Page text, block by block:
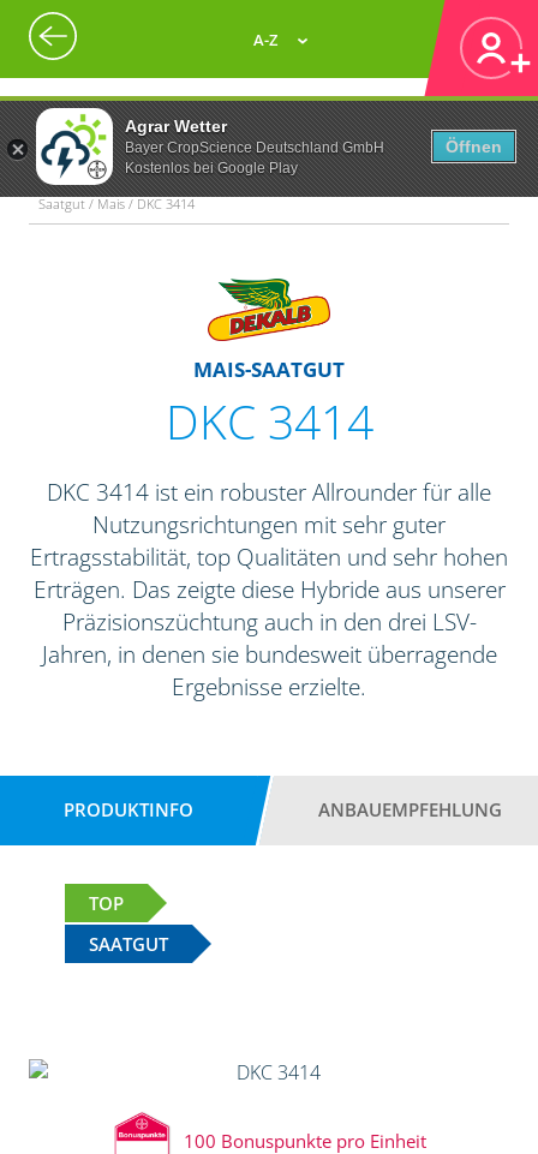
Agrar Wetter
Bayer CropScience Deutschland GmbH
Kostenlos bei Google Play
Öffnen
A-Z
Saatgut / Mais / DKC 3414
MAIS-SAATGUT
DKC 3414
DKC 3414 ist ein robuster Allrounder für alle
Nutzungsrichtungen mit sehr guter
Ertragsstabilität, top Qualitäten und sehr hohen
Erträgen. Das zeigte diese Hybride aus unserer
Präzisionszüchtung auch in den drei LSV-
Jahren, in denen sie bundesweit überragende
Ergebnisse erzielte.
PRODUKTINFO ANBAUEMPFEHLUNG
TOP
SAATGUT
100 Bonuspunkte pro Einheit